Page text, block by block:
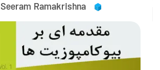
Seeram Ramakrishna